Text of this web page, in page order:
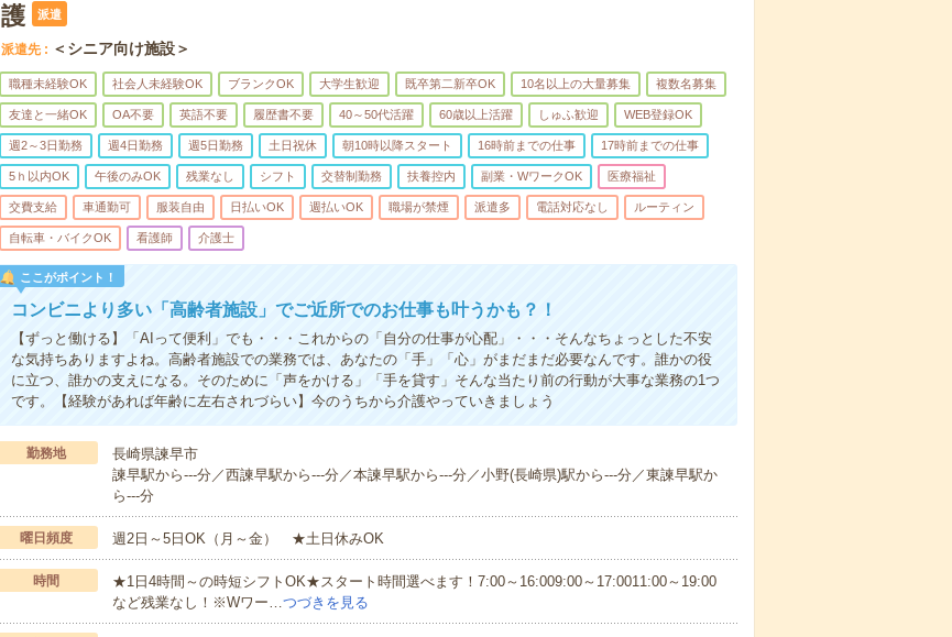
護
派遣
派遣先 ＜シニア向け施設＞
職種未経験OK 社会人未経験OK ブランクOK 大学生歓迎 既卒第二新卒OK 10名以上の大量募集 複数名募集
友達と一緒OK OA不要 英語不要 履歴書不要 40～50代活躍 60歳以上活躍 しゅふ歓迎 WEB登録OK
週2～3日勤務 週4日勤務 週5日勤務 土日祝休 朝10時以降スタート 16時前までの仕事 17時前までの仕事
5ｈ以内OK 午後のみOK 残業なし シフト 交替制勤務 扶養控内 副業・WワークOK 医療福祉
交費支給 車通勤可 服装自由 日払いOK 週払いOK 職場が禁煙 派遣多 電話対応なし ルーティン
自転車・バイクOK 看護師 介護士
ここがポイント！
コンビニより多い「高齢者施設」でご近所でのお仕事も叶うかも？！
【ずっと働ける】「AIって便利」でも・・・これからの「自分の仕事が心配」・・・そんなちょっとした不安
な気持ちありますよね。高齢者施設での業務では、あなたの「手」「心」がまだまだ必要なんです。誰かの役
に立つ、誰かの支えになる。そのために「声をかける」「手を貸す」そんな当たり前の行動が大事な業務の1つ
です。【経験があれば年齢に左右されづらい】今のうちから介護やっていきましょう
勤務地
長崎県諫早市
諫早駅から---分／西諫早駅から---分／本諫早駅から---分／小野(長崎県)駅から---分／東諫早駅か
ら---分
曜日頻度 週2日～5日OK（月～金） ★土日休みOK
時間
★1日4時間～の時短シフトOK★スタート時間選べます！7:00～16:009:00～17:0011:00～19:00
など残業なし！※Wワー…つづきを見る